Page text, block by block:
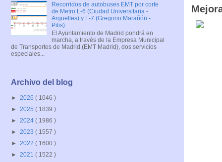
Recorridos de autobuses EMT por corte
de Metro L-6 (Ciudad Universitaria -
Argüelles) y L-7 (Gregorio Marañón -
Pitis)
El Ayuntamiento de Madrid pondrá en
marcha, a través de la Empresa Municipal
de Transportes de Madrid (EMT Madrid), dos servicios
especiales...
Archivo del blog
► 2026 ( 1046 )
► 2025 ( 1839 )
► 2024 ( 1986 )
► 2023 ( 1557 )
► 2022 ( 1600 )
► 2021 ( 1522 )